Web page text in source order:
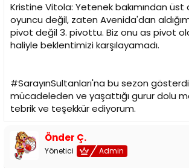
Kristine Vitola: Yetenek bakımından üst
oyuncu değil, zaten Avenida'dan
pivot değil 3. pivottu. Biz onu as pivot
haliyle beklentimizi karşılayamadı.
#SarayınSultanları'na bu sezon
mücadeleden ve yaşattığı gurur dolu
tebrik ve teşekkür ediyorum.
Önder Ç.
Yönetici Admin